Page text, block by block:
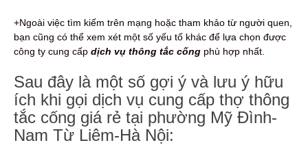
+Ngoài việc tìm kiếm trên mạng hoặc tham khảo từ người quen,
bạn cũng có thể xem xét một số yếu tố khác để lựa chọn được
công ty cung cấp dịch vụ thông tắc cống phù hợp nhất.
Sau đây là một số gợi ý và lưu ý hữu
ích khi gọi dịch vụ cung cấp thợ thông
tắc cống giá rẻ tại phường Mỹ Đình-
Nam Từ Liêm-Hà Nội: